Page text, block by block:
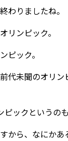
わりましたね。
リンピック。
ピック。
代未聞のオリ
ックというの
から、なにかあ